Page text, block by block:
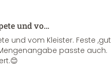
und vo…
und vom Kleister. Feste ,gut
passte auch.